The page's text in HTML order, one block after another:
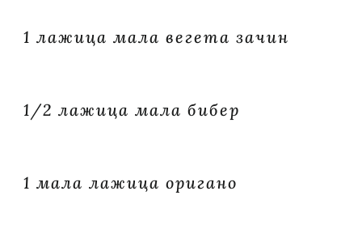
1 лажица мала вегета зачин
1/2 лажица мала бибер
1 мала лажица оригано